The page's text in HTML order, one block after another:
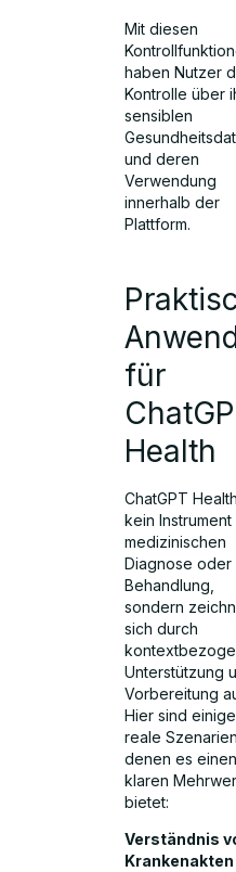
Mit diesen
haben Nutzer
Kontrolle über
sensiblen
und deren
Verwendung
innerhalb der
Plattform.
für
Health
ChatGPT
kein Instrument
medizinischen
Diagnose oder
Behandlung,
sondern
sich durch
Unterstützung
Vorbereitung
Hier sind einige
reale
denen es einen
klaren
bietet:
Verständnis
Krankenakten